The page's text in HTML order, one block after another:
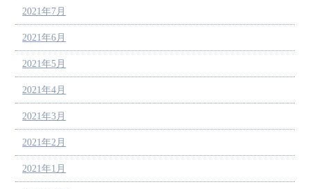
2021年7月
2021年6月
2021年5月
2021年4月
2021年3月
2021年2月
2021年1月